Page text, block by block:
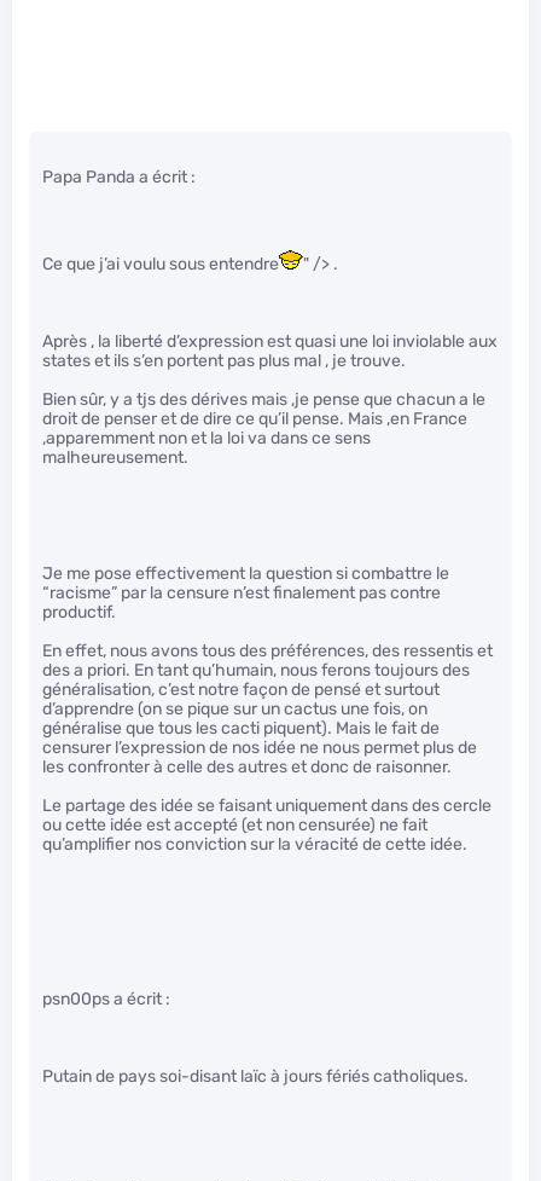
Papa Panda a écrit :
Ce que j’ai voulu sous entendre " /> .
Après , la liberté d’expression est quasi une loi inviolable aux
states et ils s’en portent pas plus mal , je trouve.
Bien sûr, y a tjs des dérives mais ,je pense que chacun a le
droit de penser et de dire ce qu’il pense. Mais ,en France
,apparemment non et la loi va dans ce sens
malheureusement.
Je me pose effectivement la question si combattre le
“racisme” par la censure n’est finalement pas contre
productif.
En effet, nous avons tous des préférences, des ressentis et
des a priori. En tant qu’humain, nous ferons toujours des
généralisation, c’est notre façon de pensé et surtout
d’apprendre (on se pique sur un cactus une fois, on
généralise que tous les cacti piquent). Mais le fait de
censurer l’expression de nos idée ne nous permet plus de
les confronter à celle des autres et donc de raisonner.
Le partage des idée se faisant uniquement dans des cercle
ou cette idée est accepté (et non censurée) ne fait
qu’amplifier nos conviction sur la véracité de cette idée.
psn00ps a écrit :
Putain de pays soi-disant laïc à jours fériés catholiques.